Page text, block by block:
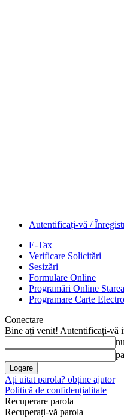
Autentificați-vă /
E-Tax
Verificare Solicitări
Sesizări
Formulare Online
Programări Online
Programare Carte
Conectare
Bine ați venit! Autentificați-vă
Ați uitat parola? obține ajutor
Politică de confidențialitate
Recuperare parola
Recuperați-vă parola